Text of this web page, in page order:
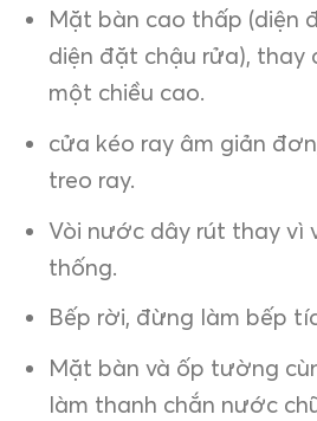
Mặt bàn cao thấp (diện
diện đặt chậu rửa), thay
một chiều cao.
cửa kéo ray âm giản
treo ray.
Vòi nước dây rút thay vì
thống.
Bếp rời, đừng làm bếp
Mặt bàn và ốp tường
làm thanh chắn nước